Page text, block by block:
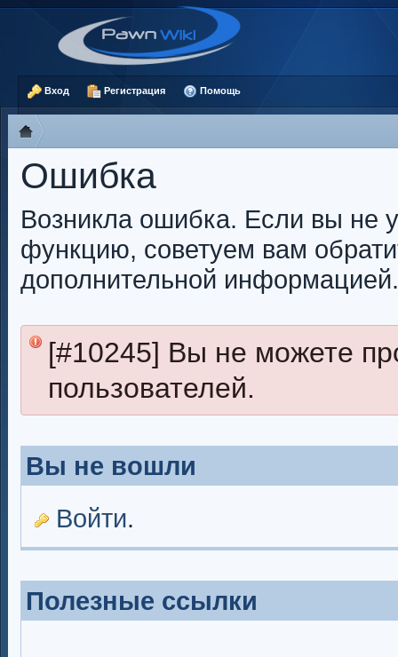
Вход Регистрация Помощь
Ошибка
Возникла ошибка. Если вы не
функцию, советуем вам
дополнительной информацией.
[#10245] Вы не можете
пользователей.
Вы не вошли
Войти.
Полезные ссылки